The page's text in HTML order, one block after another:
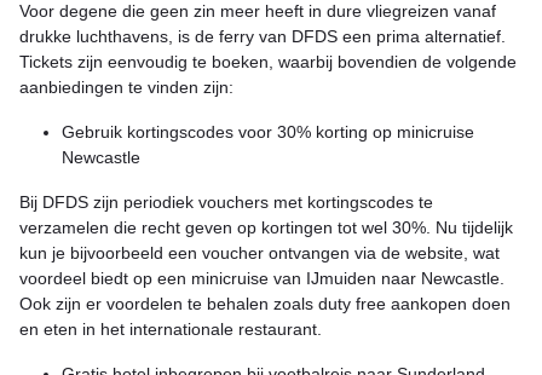
Voor degene die geen zin meer heeft in dure vliegreizen vanaf
drukke luchthavens, is de ferry van DFDS een prima alternatief.
Tickets zijn eenvoudig te boeken, waarbij bovendien de volgende
aanbiedingen te vinden zijn:
Gebruik kortingscodes voor 30% korting op minicruise
Newcastle
Bij DFDS zijn periodiek vouchers met kortingscodes te
verzamelen die recht geven op kortingen tot wel 30%. Nu tijdelijk
kun je bijvoorbeeld een voucher ontvangen via de website, wat
voordeel biedt op een minicruise van IJmuiden naar Newcastle.
Ook zijn er voordelen te behalen zoals duty free aankopen doen
en eten in het internationale restaurant.